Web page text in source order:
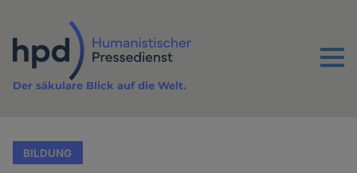
Inhalt
Menu
Der säkulare Blick auf die Welt.
BILDUNG